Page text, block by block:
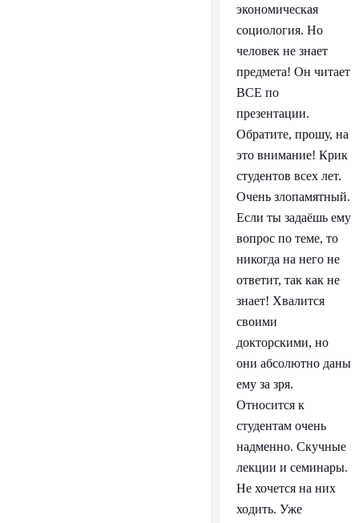
экономическая
социология. Но
человек не знает
предмета! Он читает
ВСЕ по
презентации.
Обратите, прошу, на
это внимание! Крик
студентов всех лет.
Очень злопамятный.
Если ты задаёшь ему
вопрос по теме, то
никогда на него не
ответит, так как не
знает! Хвалится
своими
докторскими, но
они абсолютно даны
ему за зря.
Относится к
студентам очень
надменно. Скучные
лекции и семинары.
Не хочется на них
ходить. Уже